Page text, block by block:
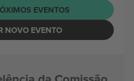
EVENTOS
NOVO EVENTO